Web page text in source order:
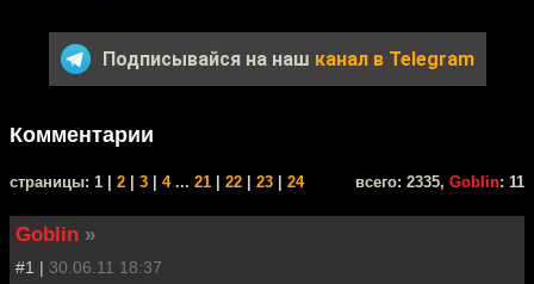
Подписывайся на наш канал в Telegram
Комментарии
cтраницы: 1 | 2 3 4... 21 22 23 24 всего: 2335, Goblin: 11
Goblin »
#1 | 30.06.11 18:37